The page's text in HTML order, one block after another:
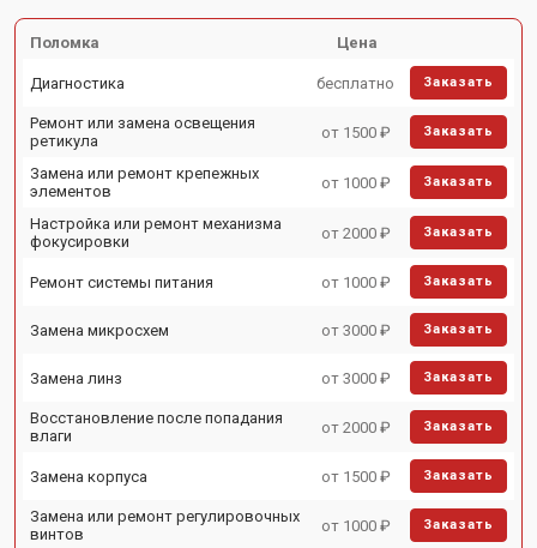
Поломка Цена
Диагностика бесплатно Заказать
Ремонт или замена освещения
ретикула
от 1500 ₽ Заказать
Замена или ремонт крепежных
элементов
от 1000 ₽ Заказать
Настройка или ремонт механизма
фокусировки
от 2000 ₽ Заказать
Ремонт системы питания от 1000 ₽ Заказать
Замена микросхем от 3000 ₽ Заказать
Замена линз от 3000 ₽ Заказать
Восстановление после попадания
влаги
от 2000 ₽ Заказать
Замена корпуса от 1500 ₽ Заказать
Замена или ремонт регулировочных
винтов
от 1000 ₽ Заказать